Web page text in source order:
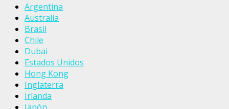
Argentina
Australia
Brasil
Chile
Dubai
Estados Unidos
Hong Kong
Inglaterra
Irlanda